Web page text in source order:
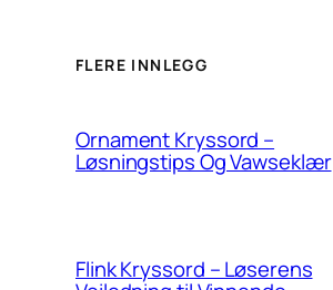
FLERE INNLEGG
Ornament Kryssord –
Løsningstips Og Vawseklær
Flink Kryssord – Løserens